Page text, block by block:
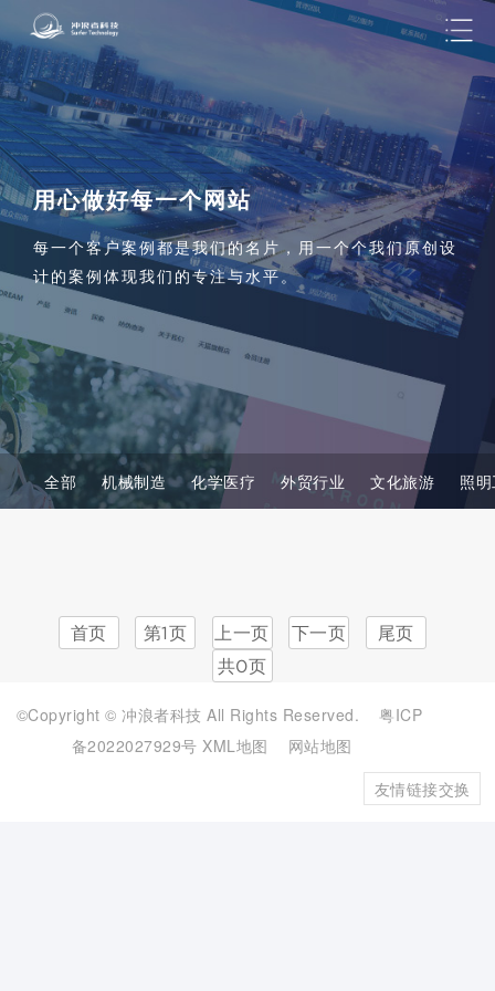
用心做好每一个网站
每一个客户案例都是我们的名片，用一个个我们原创设
计的案例体现我们的专注与水平。
全部 机械制造 化学医疗 外贸行业 文化旅游 照
首页 第1页 上一页 下一页
尾页
共0页
©Copyright © 冲浪者科技 All Rights Reserved.粤ICP
备2022027929号XML地图
网站地图
友情链接交换